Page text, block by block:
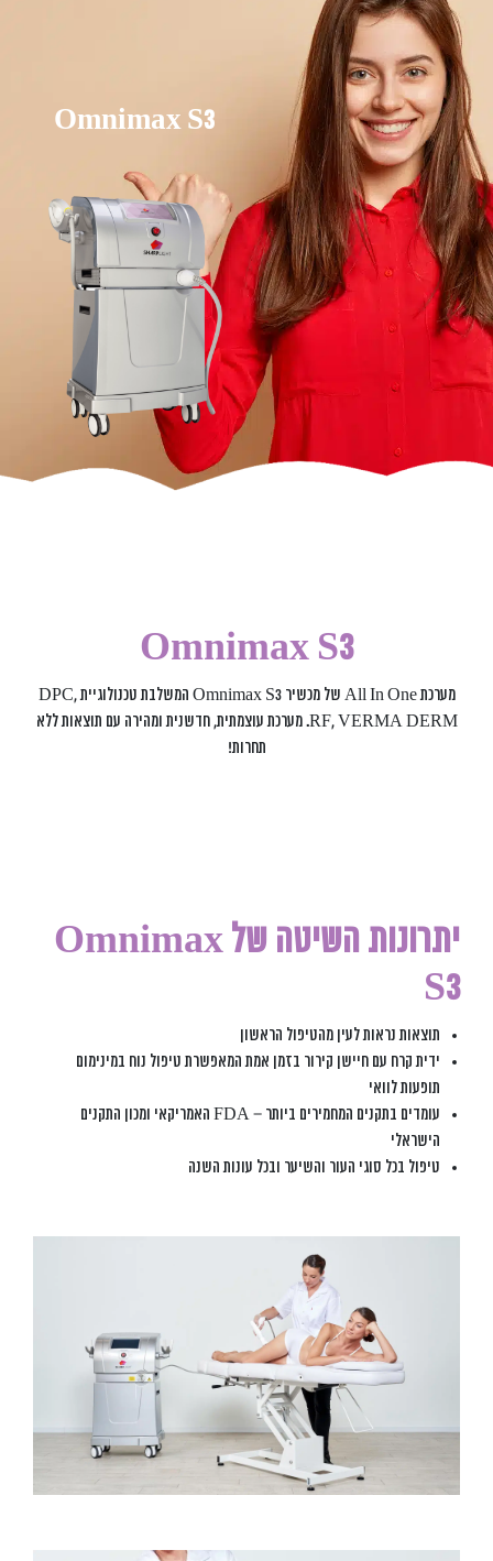
Omnimax S3
Omnimax S3
מערכתAll In One של מכשיר Omnimax S3 המשלבת טכנולוגיית
DPC,
RF, VERMA DERM. מערכת עוצמתית, חדשנית ומהירה עם תוצאות ללא
תחרות!
יתרונות השיטה של Omnimax
S3
תוצאות נראות לעין מהטיפול הראשון
ידית קרח עם חיישן קירור בזמן אמת המאפשרת טיפול נוח במינימום
תופעות לוואי
עומדים בתקנים המחמירים ביותר – FDA האמריקאי ומכון התקנים
הישראלי
טיפול בכל סוגי העור והשיער ובכל עונות השנה